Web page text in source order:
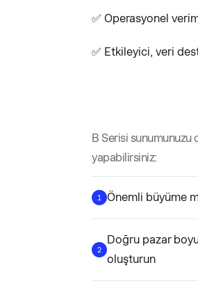
✅ Operasyonel
✅ Etkileyici, veri
B Serisi sunumunuzu
yapabilirsiniz:
1 Önemli büyüme
2
Doğru pazar
oluşturun